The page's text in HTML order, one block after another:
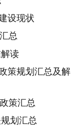
设现状
总
读
策规划汇总及解
策汇总
划汇总